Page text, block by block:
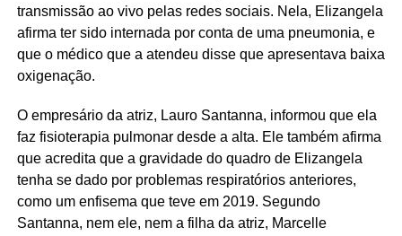
transmissão ao vivo pelas redes sociais. Nela, Elizangela
afirma ter sido internada por conta de uma pneumonia, e
que o médico que a atendeu disse que apresentava baixa
oxigenação.
O empresário da atriz, Lauro Santanna, informou que ela
faz fisioterapia pulmonar desde a alta. Ele também afirma
que acredita que a gravidade do quadro de Elizangela
tenha se dado por problemas respiratórios anteriores,
como um enfisema que teve em 2019. Segundo
Santanna, nem ele, nem a filha da atriz, Marcelle